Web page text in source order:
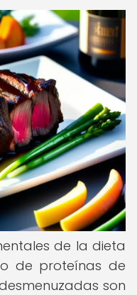
de la dieta
de proteínas de
son